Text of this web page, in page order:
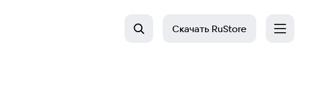
Скачать RuStore